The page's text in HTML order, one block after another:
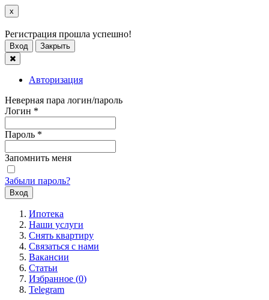
x
Регистрация прошла успешно!
Вход Закрыть
Авторизация
Неверная пара логин/пароль
Логин *
Пароль *
Запомнить меня
Забыли пароль?
Ипотека
Наши услуги
Снять квартиру
Связаться с нами
Вакансии
Статьи
Избранное (0)
Telegram